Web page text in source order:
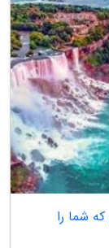
شما را